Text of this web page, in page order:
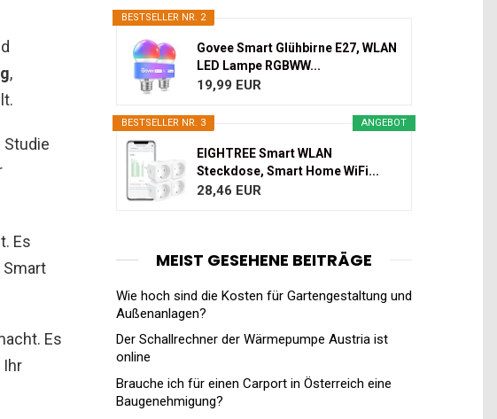
,
Studie
Es
Smart
Es
Ihr
BESTSELLER NR. 2
Govee Smart Glühbirne E27, WLAN
LED Lampe RGBWW...
19,99 EUR
ANGEBOT
BESTSELLER NR. 3
EIGHTREE Smart WLAN
Steckdose, Smart Home WiFi...
28,46 EUR
MEIST GESEHENE BEITRÄGE
Wie hoch sind die Kosten für Gartengestaltung und
Außenanlagen?
Der Schallrechner der Wärmepumpe Austria ist
online
Brauche ich für einen Carport in Österreich eine
Baugenehmigung?